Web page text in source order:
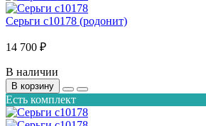
Серьги с10178 (родонит)
14 700 ₽
В наличии
В корзину
Есть комплект